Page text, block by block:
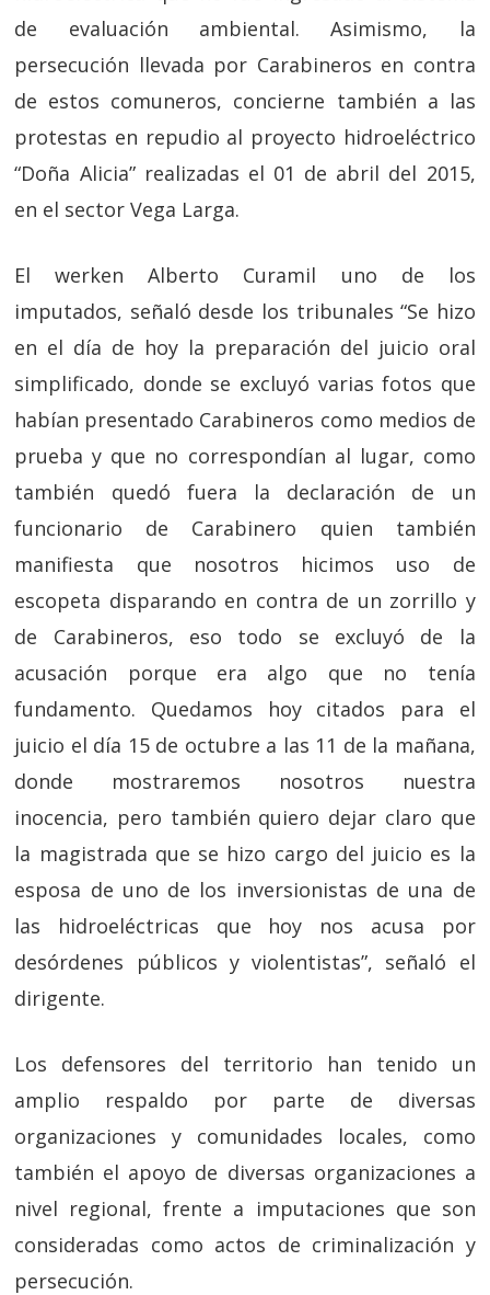
de evaluación ambiental. Asimismo, la
persecución llevada por Carabineros en contra
de estos comuneros, concierne también a las
protestas en repudio al proyecto hidroeléctrico
“Doña Alicia” realizadas el 01 de abril del 2015,
en el sector Vega Larga.
El werken Alberto Curamil uno de los
imputados, señaló desde los tribunales “Se hizo
en el día de hoy la preparación del juicio oral
simplificado, donde se excluyó varias fotos que
habían presentado Carabineros como medios de
prueba y que no correspondían al lugar, como
también quedó fuera la declaración de un
funcionario de Carabinero quien también
manifiesta que nosotros hicimos uso de
escopeta disparando en contra de un zorrillo y
de Carabineros, eso todo se excluyó de la
acusación porque era algo que no tenía
fundamento. Quedamos hoy citados para el
juicio el día 15 de octubre a las 11 de la mañana,
donde mostraremos nosotros nuestra
inocencia, pero también quiero dejar claro que
la magistrada que se hizo cargo del juicio es la
esposa de uno de los inversionistas de una de
las hidroeléctricas que hoy nos acusa por
desórdenes públicos y violentistas”, señaló el
dirigente.
Los defensores del territorio han tenido un
amplio respaldo por parte de diversas
organizaciones y comunidades locales, como
también el apoyo de diversas organizaciones a
nivel regional, frente a imputaciones que son
consideradas como actos de criminalización y
persecución.